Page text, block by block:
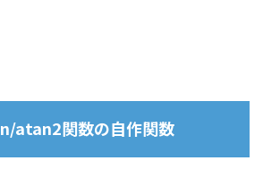
atan2関数の自作関数